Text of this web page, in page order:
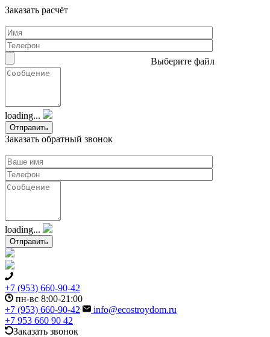
Заказать расчёт
Выберите файл
loading...
Заказать обратный звонок
loading...
+7 (953) 660-90-42
пн-вс 8:00-21:00
+7 (953) 660-90-42
info@ecostroydom.ru
+7 953 660 90 42
Заказать звонок